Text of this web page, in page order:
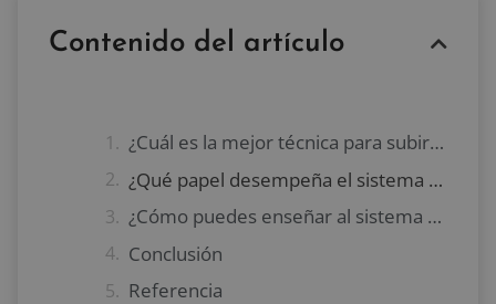
Contenido del artículo
¿Cuál es la mejor técnica para subir cuestas durante un entrenamiento de ciclismo?
¿Qué papel desempeña el sistema nervioso central durante la subida en ciclismo?
¿Cómo puedes enseñar al sistema nervioso central a pedalear más rápido?
Conclusión
Referencia